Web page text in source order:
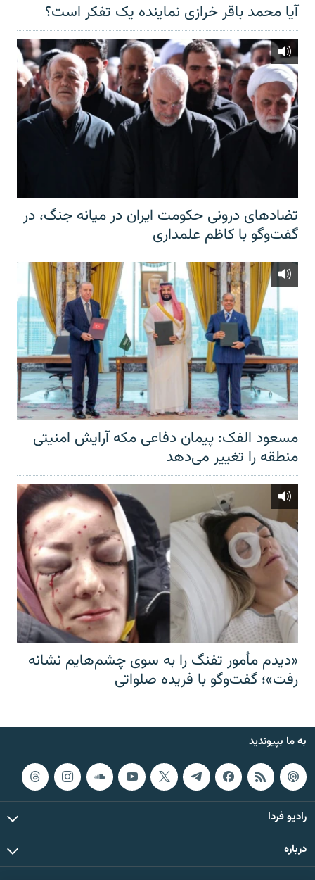
آیا محمد باقر خرازی نماینده یک تفکر است؟
تضادهای درونی حکومت ایران در میانه جنگ، در
گفت‌‌وگو با کاظم علمداری
مسعود الفک: پیمان دفاعی مکه آرایش امنیتی
منطقه را تغییر می‌دهد
«دیدم مأمور تفنگ را به سوی چشم‌هایم نشانه
رفت»؛ گفت‌و‌گو با فریده صلواتی
به ما بپیوندید
رادیو فردا
درباره